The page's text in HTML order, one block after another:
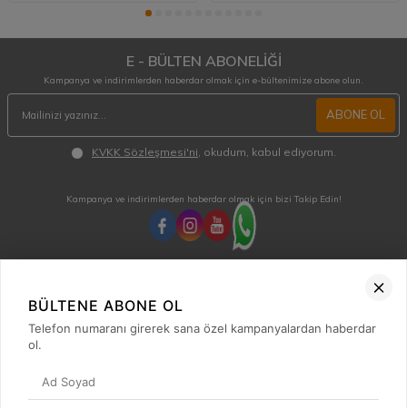
E - BÜLTEN ABONELİĞİ
Kampanya ve indirimlerden haberdar olmak için e-bültenimize abone olun.
ABONE OL
KVKK Sözleşmesi'ni , okudum, kabul ediyorum.
Kampanya ve indirimlerden haberdar olmak için bizi Takip Edin!
Hafta içi 08:00 - 18:00 / Cumartesi 08:00 - 13:00 arası merak ettiğiniz tüm sorular ve
siparişleriniz için ulaşabilirsiniz.
0850 515 01 10
Hızlı Erişim
BÜLTENE ABONE OL
Telefon numaranı girerek sana özel kampanyalardan haberdar
ol.